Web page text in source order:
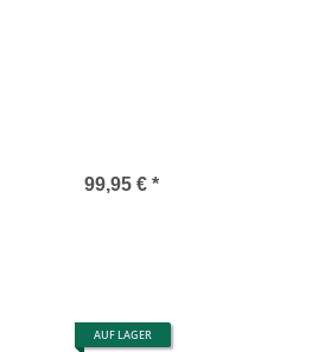
99,95 € *
AUF LAGER